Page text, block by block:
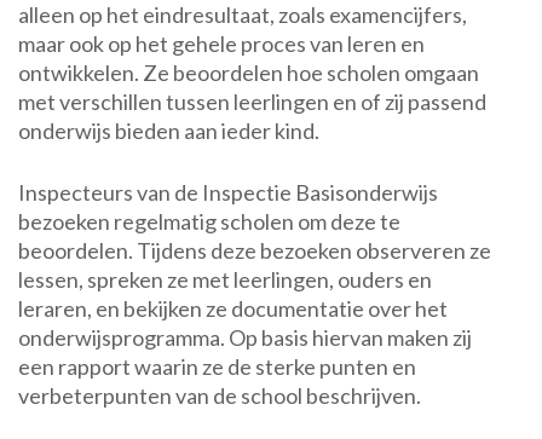
alleen op het eindresultaat, zoals examencijfers,
maar ook op het gehele proces van leren en
ontwikkelen. Ze beoordelen hoe scholen omgaan
met verschillen tussen leerlingen en of zij passend
onderwijs bieden aan ieder kind.
Inspecteurs van de Inspectie Basisonderwijs
bezoeken regelmatig scholen om deze te
beoordelen. Tijdens deze bezoeken observeren ze
lessen, spreken ze met leerlingen, ouders en
leraren, en bekijken ze documentatie over het
onderwijsprogramma. Op basis hiervan maken zij
een rapport waarin ze de sterke punten en
verbeterpunten van de school beschrijven.